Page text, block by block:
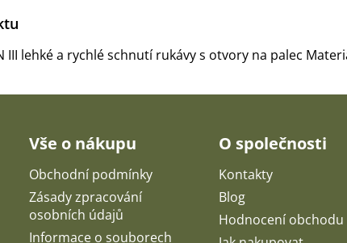
lehké a rychlé schnutí rukávy s otvory na palec
Vše o nákupu
Obchodní podmínky
Zásady zpracování
osobních údajů
Informace o souborech
O společnosti
Kontakty
Blog
Hodnocení obchodu